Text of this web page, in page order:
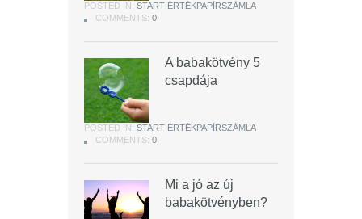
POSTED IN: START ÉRTÉKPAPÍRSZÁMLA
COMMENTS: 0
A babakötvény 5
csapdája
POSTED IN: START ÉRTÉKPAPÍRSZÁMLA
COMMENTS: 0
Mi a jó az új
babakötvényben?